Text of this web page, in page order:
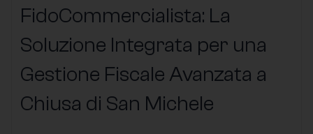
FidoCommercialista: La
Soluzione Integrata per una
Gestione Fiscale Avanzata a
Chiusa di San Michele